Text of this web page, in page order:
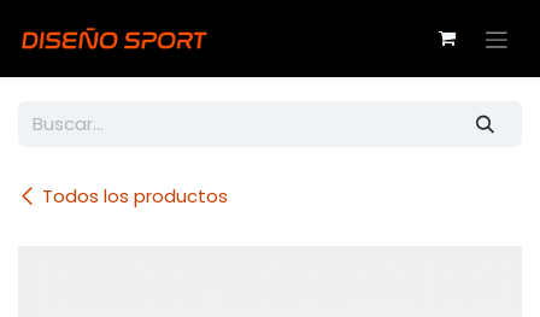
Todos los productos